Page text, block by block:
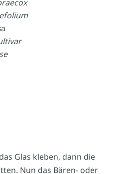
a
Glas kleben, dann die
Nun das Bären- oder